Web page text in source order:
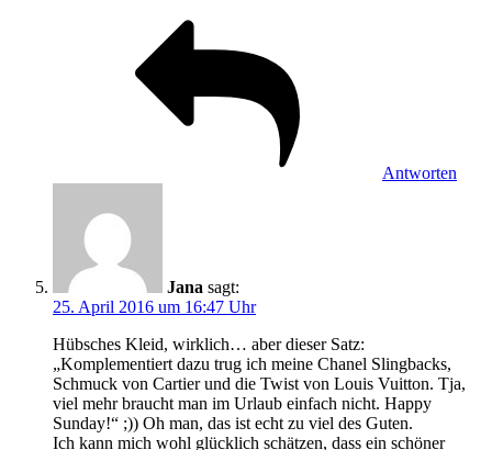
Antworten
Jana sagt:
25. April 2016 um 16:47 Uhr
Hübsches Kleid, wirklich… aber dieser Satz:
„Komplementiert dazu trug ich meine Chanel Slingbacks,
Schmuck von Cartier und die Twist von Louis Vuitton. Tja,
viel mehr braucht man im Urlaub einfach nicht. Happy
Sunday!“ ;)) Oh man, das ist echt zu viel des Guten.
Ich kann mich wohl glücklich schätzen, dass ein schöner